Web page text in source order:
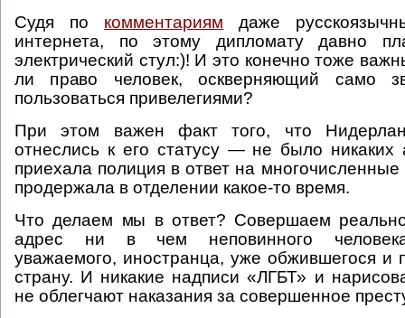
Судя по комментариям даже
интернета, по этому дипломату давно
электрический стул:)! И это конечно тоже
ли право человек, оскверняющий само
пользоваться привелегиями?
При этом важен факт того, что
отнеслись к его статусу — не было никаких
приехала полиция в ответ на
продержала в отделении какое-то время.
Что делаем мы в ответ? Совершаем
адрес ни в чем неповинного человека,
уважаемого, иностранца, уже обжившегося и
страну. И никакие надписи «ЛГБТ» и
не облегчают наказания за совершенное